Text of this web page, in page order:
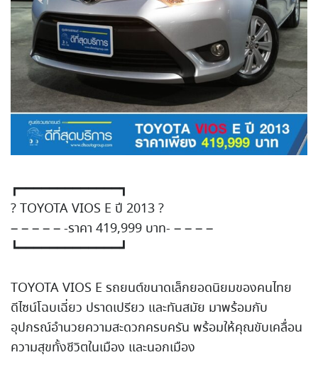
┏━━━━━━━━━━━━━┓
?TOYOTA VIOS E ปี 2013?
– – – – – -ราคา 419,999 บาท- – – – –
┗━━━━━━━━━━━━━┛
TOYOTA VIOS E รถยนต์ขนาดเล็กยอดนิยมของคนไทย
ดีไซน์โฉบเฉี่ยว ปราดเปรียว และทันสมัย มาพร้อมกับ
อุปกรณ์อำนวยความสะดวกครบครัน พร้อมให้คุณขับเคลื่อน
ความสุขทั้งชีวิตในเมือง และนอกเมือง